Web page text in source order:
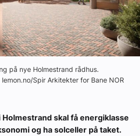
på nye Holmestrand rådhus.
Spir Arkitekter for Bane NOR
skal få energiklasse
og ha solceller på taket.